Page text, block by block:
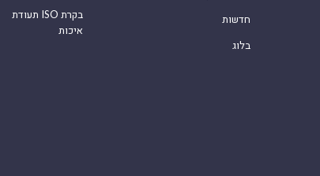
חדשות
בלוג
תעודת ISO בקרת
איכות